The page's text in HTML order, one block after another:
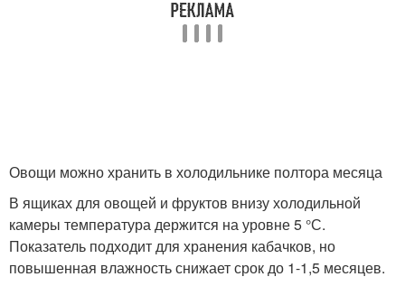
Овощи можно хранить в холодильнике полтора месяца
В ящиках для овощей и фруктов внизу холодильной
камеры температура держится на уровне 5 °С.
Показатель подходит для хранения кабачков, но
повышенная влажность снижает срок до 1-1,5 месяцев.